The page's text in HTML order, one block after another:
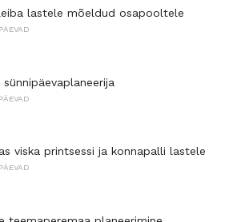
lastele mõeldud osapooltele
sünnipäevaplaneerija
viska printsessi ja konnapalli lastele